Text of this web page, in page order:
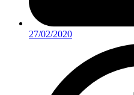
27/02/2020